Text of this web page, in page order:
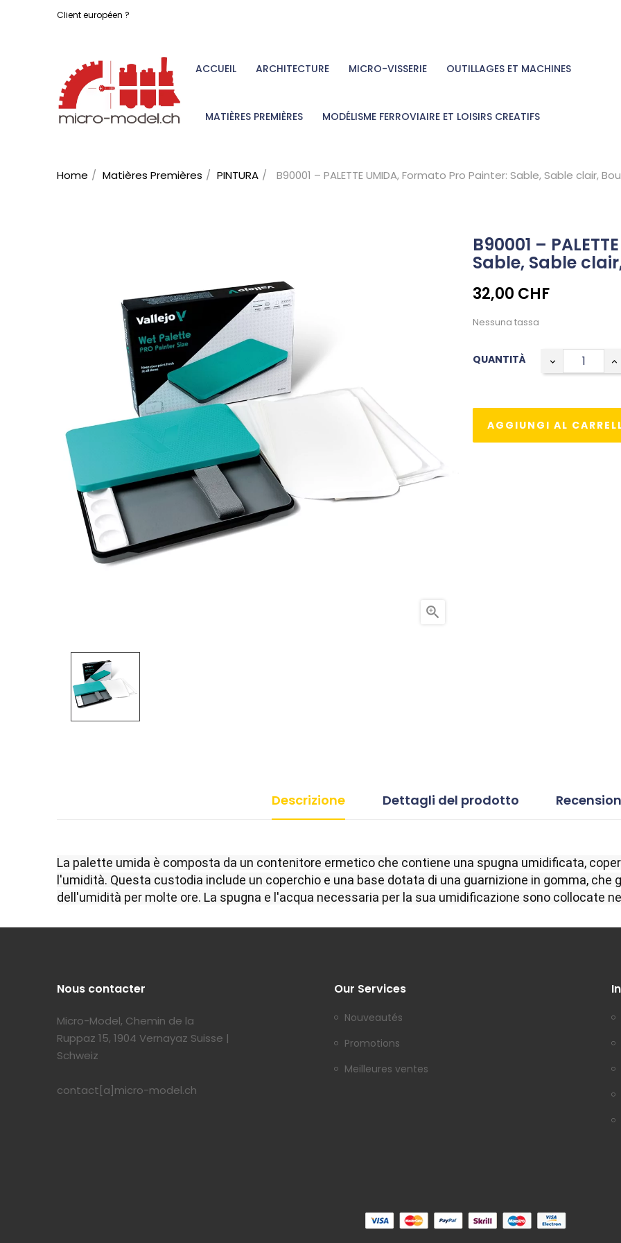
Client européen ?
ACCUEIL ARCHITECTURE MICRO-VISSERIE OUTILLAGES ET MACHINES
MATIÈRES PREMIÈRES MODÉLISME FERROVIAIRE ET LOISIRS CREATIFS
Home Matières Premières PINTURA B90001 – PALETTE UMIDA, Formato Pro Painter: Sable, Sable clair,

B90001 –
Sable, Sable
32,00 CHF
Nessuna tassa
QUANTITÀ
AGGIUNGI AL
Descrizione Dettagli del prodotto
La palette umida è composta da un contenitore ermetico che contiene una spugna umidificata,
l'umidità. Questa custodia include un coperchio e una base dotata di una guarnizione in gomma,
dell'umidità per molte ore. La spugna e l'acqua necessaria per la sua umidificazione sono collocate
Nous contacter
Micro-Model, Chemin de la
Ruppaz 15, 1904 Vernayaz Suisse |
Schweiz
contact[a]micro-model.ch
Our Services
Nouveautés
Promotions
Meilleures ventes